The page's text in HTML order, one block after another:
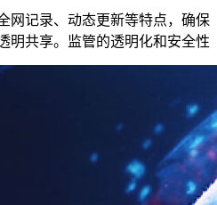
网记录、动态更新等特点，确保
明共享。监管的透明化和安全性